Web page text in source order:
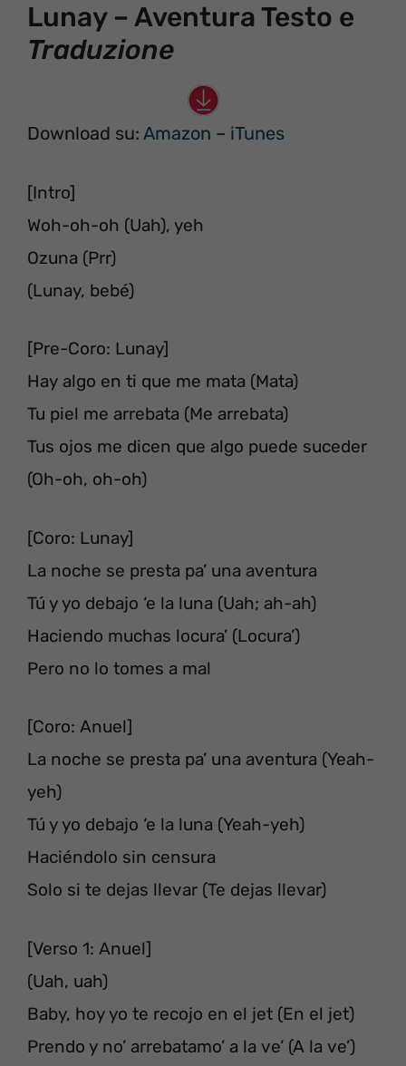
Lunay – Aventura Testo e
Traduzione
Download su: Amazon – iTunes
[Intro]
Woh-oh-oh (Uah), yeh
Ozuna (Prr)
(Lunay, bebé)
[Pre-Coro: Lunay]
Hay algo en ti que me mata (Mata)
Tu piel me arrebata (Me arrebata)
Tus ojos me dicen que algo puede suceder
(Oh-oh, oh-oh)
[Coro: Lunay]
La noche se presta pa’ una aventura
Tú y yo debajo ‘e la luna (Uah; ah-ah)
Haciendo muchas locura’ (Locura’)
Pero no lo tomes a mal
[Coro: Anuel]
La noche se presta pa’ una aventura (Yeah-
yeh)
Tú y yo debajo ‘e la luna (Yeah-yeh)
Haciéndolo sin censura
Solo si te dejas llevar (Te dejas llevar)
[Verso 1: Anuel]
(Uah, uah)
Baby, hoy yo te recojo en el jet (En el jet)
Prendo y no’ arrebatamo’ a la ve’ (A la ve’)